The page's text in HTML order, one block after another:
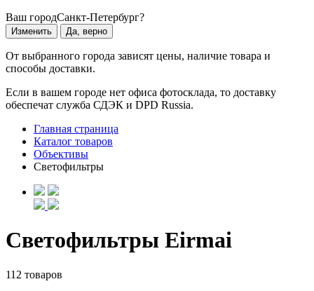
Ваш городСанкт-Петербург?
Изменить Да, верно
От выбранного города зависят цены, наличие товара и
способы доставки.
Если в вашем городе нет офиса фотосклада, то доставку
обеспечат служба СДЭК и DPD Russia.
Главная страница
Каталог товаров
Объективы
Светофильтры
Светофильтры Eirmai
112 товаров